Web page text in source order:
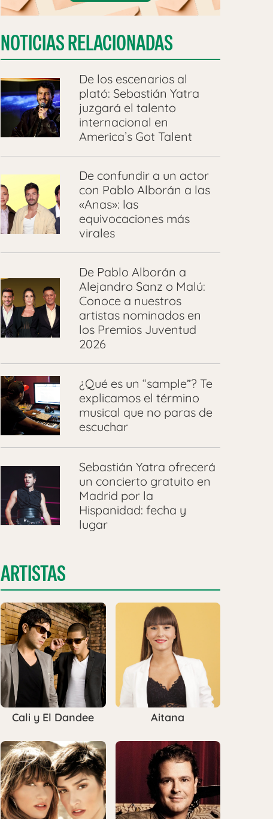
NOTICIAS RELACIONADAS
De los escenarios al
plató: Sebastián Yatra
juzgará el talento
internacional en
America’s Got Talent
De confundir a un actor
con Pablo Alborán a las
«Anas»: las
equivocaciones más
virales
De Pablo Alborán a
Alejandro Sanz o Malú:
Conoce a nuestros
artistas nominados en
los Premios Juventud
2026
¿Qué es un “sample”? Te
explicamos el término
musical que no paras de
escuchar
Sebastián Yatra ofrecerá
un concierto gratuito en
Madrid por la
Hispanidad: fecha y
lugar
ARTISTAS
Cali y El Dandee Aitana